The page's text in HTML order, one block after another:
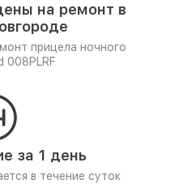
на ремонт в
прицела ночного
008PLRF
за 1 день
в течение суток